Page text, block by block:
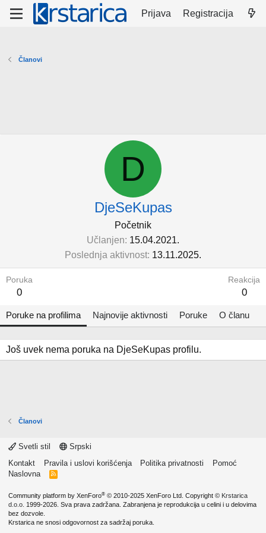
Prijava Registracija
Članovi
D
DjeSeKupas
Početnik
Učlanjen 15.04.2021.
Poslednja aktivnost 13.11.2025.
Poruka
0
Reakcija
0
Poruke na profilima Najnovije aktivnosti Poruke O članu
Još uvek nema poruka na DjeSeKupas profilu.
Članovi
Svetli stil
Srpski
Kontakt
Pravila i uslovi korišćenja Politika privatnosti
Pomoć
Naslovna
R
Community platform by XenForo® © 2010-2025 XenForo Ltd. Copyright © Krstarica
d.o.o. 1999-2026. Sva prava zadržana. Zabranjena je reprodukcija u celini i u delovima
bez dozvole.
Krstarica ne snosi odgovornost za sadržaj poruka.